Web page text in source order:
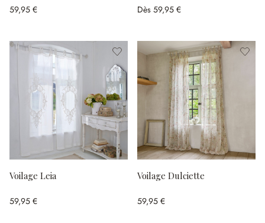
59,95 € Dès 59,95 €
Voilage Leia
59,95 €
Voilage Dulciette
59,95 €